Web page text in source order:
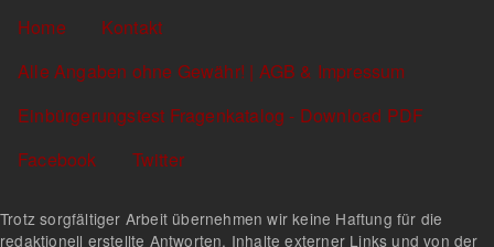
Sekundärlinks
Home
Kontakt
Alle Angaben ohne Gewähr! | AGB & Impressum
Einbürgerungstest Fragenkatalog - Download PDF
Facebook
Twitter
Trotz sorgfältiger Arbeit übernehmen wir keine Haftung für die
redaktionell erstellte Antworten, Inhalte externer Links und von der